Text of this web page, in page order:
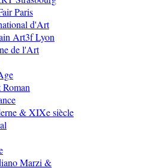
Paris
d'Art
Art3f Lyon
de l'Art
& XIXe siècle
Marzi &